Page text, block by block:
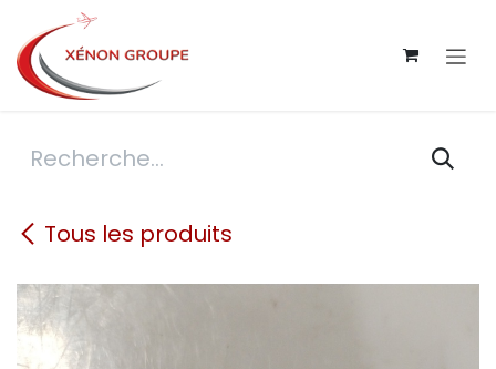
Se rendre au contenu
Tous les produits